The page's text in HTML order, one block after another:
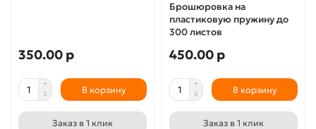
350.00 р
В корзину
Заказ в 1 клик
Брошюровка на
пластиковую пружину до
300 листов
450.00 р
В корзину
Заказ в 1 клик